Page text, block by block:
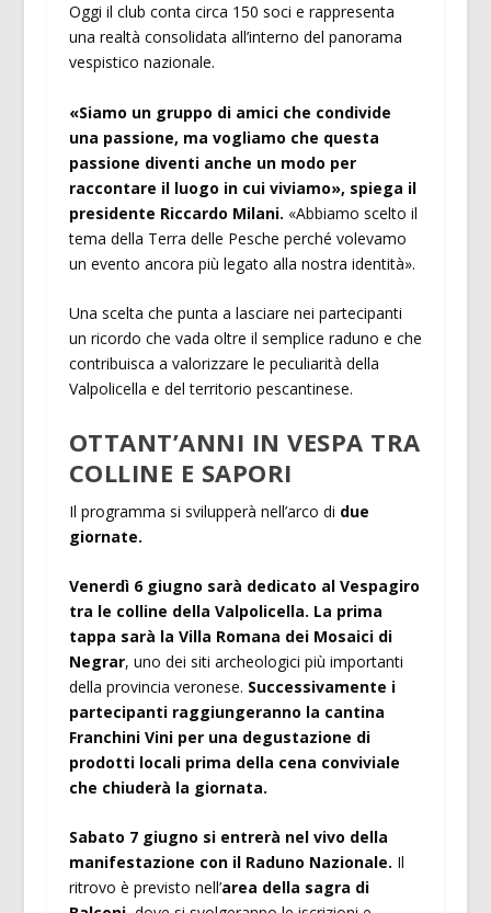
Oggi il club conta circa 150 soci e rappresenta
una realtà consolidata all’interno del panorama
vespistico nazionale.
«Siamo un gruppo di amici che condivide
una passione, ma vogliamo che questa
passione diventi anche un modo per
raccontare il luogo in cui viviamo», spiega il
presidente Riccardo Milani. «Abbiamo scelto il
tema della Terra delle Pesche perché volevamo
un evento ancora più legato alla nostra identità».
Una scelta che punta a lasciare nei partecipanti
un ricordo che vada oltre il semplice raduno e che
contribuisca a valorizzare le peculiarità della
Valpolicella e del territorio pescantinese.
OTTANT’ANNI IN VESPA TRA
COLLINE E SAPORI
Il programma si svilupperà nell’arco di due
giornate.
Venerdì 6 giugno sarà dedicato al Vespagiro
tra le colline della Valpolicella. La prima
tappa sarà la Villa Romana dei Mosaici di
Negrar, uno dei siti archeologici più importanti
della provincia veronese. Successivamente i
partecipanti raggiungeranno la cantina
Franchini Vini per una degustazione di
prodotti locali prima della cena conviviale
che chiuderà la giornata.
Sabato 7 giugno si entrerà nel vivo della
manifestazione con il Raduno Nazionale. Il
ritrovo è previsto nell’area della sagra di